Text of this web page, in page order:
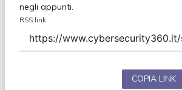
negli appunti.
RSS link
COPIA LINK